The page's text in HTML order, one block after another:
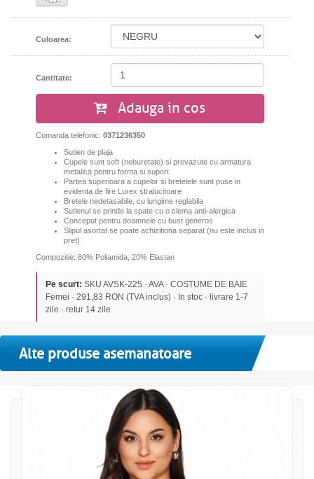
Culoarea:
Cantitate:
Adauga in cos
Comanda telefonic: 0371236350
Sutien de plaja
Cupele sunt soft (neburetate) si prevazute cu armatura
metalica pentru forma si suport
Partea superioara a cupelor si bretelele sunt puse in
evidenta de fire Lurex stralucitoare
Bretele nedetasabile, cu lungime reglabila
Sutienul se prinde la spate cu o clema anti-alergica
Conceput pentru doamnele cu bust generos
Slipul asortat se poate achizitiona separat (nu este inclus in
pret)
Compozitie: 80% Poliamida, 20% Elastan
Pe scurt: SKU AVSK-225 · AVA · COSTUME DE BAIE
Femei · 291,83 RON (TVA inclus) · In stoc · livrare 1-7
zile · retur 14 zile
Alte produse asemanatoare